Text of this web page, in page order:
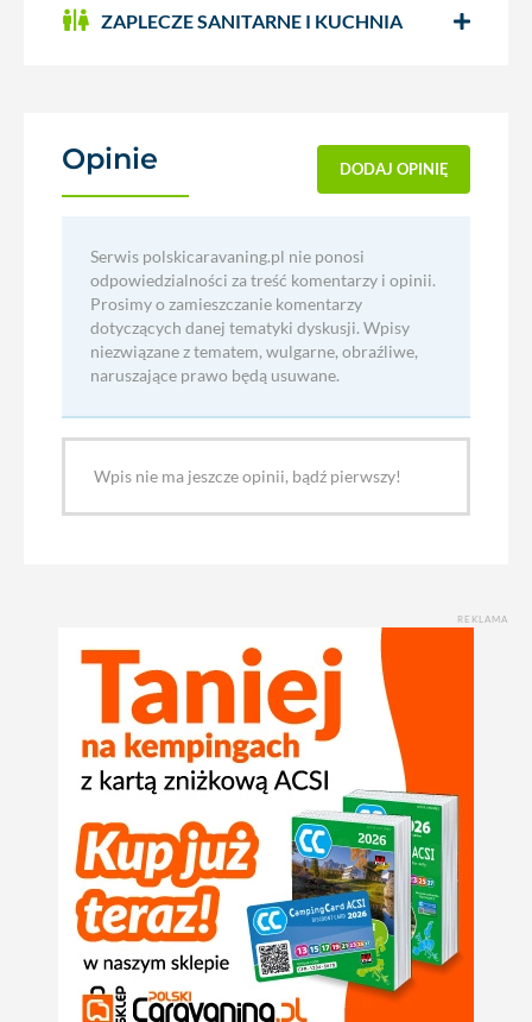
ZAPLECZE SANITARNE I KUCHNIA
Opinie DODAJ OPINIĘ
Serwis polskicaravaning.pl nie ponosi
odpowiedzialności za treść komentarzy i opinii.
Prosimy o zamieszczanie komentarzy
dotyczących danej tematyki dyskusji. Wpisy
niezwiązane z tematem, wulgarne, obraźliwe,
naruszające prawo będą usuwane.
Wpis nie ma jeszcze opinii, bądź pierwszy!
REKLAMA